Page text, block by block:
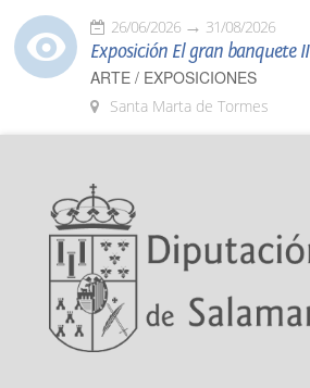
26/06/2026 31/08/2026
Exposición El gran banquete II
ARTE / EXPOSICIONES
Santa Marta de Tormes